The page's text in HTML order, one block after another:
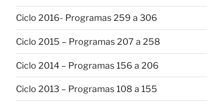
Ciclo 2016- Programas 259 a 306
Ciclo 2015 – Programas 207 a 258
Ciclo 2014 – Programas 156 a 206
Ciclo 2013 – Programas 108 a 155